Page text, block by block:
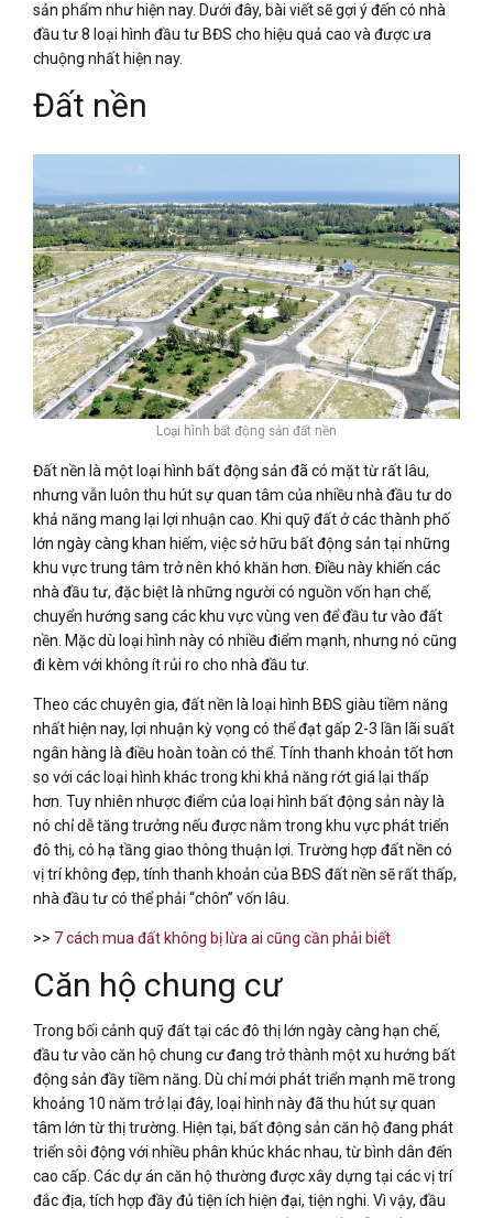
sản phẩm như hiện nay. Dưới đây, bài viết sẽ gợi ý đến có nhà
đầu tư 8 loại hình đầu tư BĐS cho hiệu quả cao và được ưa
chuộng nhất hiện nay.
Đất nền
Loại hình bất động sản đất nền
Đất nền là một loại hình bất động sản đã có mặt từ rất lâu,
nhưng vẫn luôn thu hút sự quan tâm của nhiều nhà đầu tư do
khả năng mang lại lợi nhuận cao. Khi quỹ đất ở các thành phố
lớn ngày càng khan hiếm, việc sở hữu bất động sản tại những
khu vực trung tâm trở nên khó khăn hơn. Điều này khiến các
nhà đầu tư, đặc biệt là những người có nguồn vốn hạn chế,
chuyển hướng sang các khu vực vùng ven để đầu tư vào đất
nền. Mặc dù loại hình này có nhiều điểm mạnh, nhưng nó cũng
đi kèm với không ít rủi ro cho nhà đầu tư.
Theo các chuyên gia, đất nền là loại hình BĐS giàu tiềm năng
nhất hiện nay, lợi nhuận kỳ vọng có thể đạt gấp 2-3 lần lãi suất
ngân hàng là điều hoàn toàn có thể. Tính thanh khoản tốt hơn
so với các loại hình khác trong khi khả năng rớt giá lại thấp
hơn. Tuy nhiên nhược điểm của loại hình bất động sản này là
nó chỉ dễ tăng trưởng nếu được nằm trong khu vực phát triển
đô thị, có hạ tầng giao thông thuận lợi. Trường hợp đất nền có
vị trí không đẹp, tính thanh khoản của BĐS đất nền sẽ rất thấp,
nhà đầu tư có thể phải “chôn” vốn lâu.
>> 7 cách mua đất không bị lừa ai cũng cần phải biết
Căn hộ chung cư
Trong bối cảnh quỹ đất tại các đô thị lớn ngày càng hạn chế,
đầu tư vào căn hộ chung cư đang trở thành một xu hướng bất
động sản đầy tiềm năng. Dù chỉ mới phát triển mạnh mẽ trong
khoảng 10 năm trở lại đây, loại hình này đã thu hút sự quan
tâm lớn từ thị trường. Hiện tại, bất động sản căn hộ đang phát
triển sôi động với nhiều phân khúc khác nhau, từ bình dân đến
cao cấp. Các dự án căn hộ thường được xây dựng tại các vị trí
đắc địa, tích hợp đầy đủ tiện ích hiện đại, tiện nghi. Vì vậy, đầu